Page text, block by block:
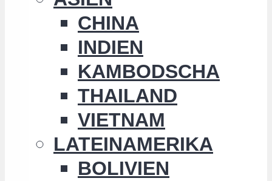
CHINA
INDIEN
KAMBODSCHA
THAILAND
VIETNAM
LATEINAMERIKA
BOLIVIEN